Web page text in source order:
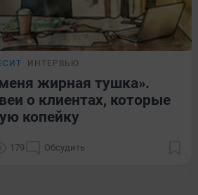
ИНТЕРВЬЮ
жирная тушка».
о клиентах, которые
копейку
179 Обсудить